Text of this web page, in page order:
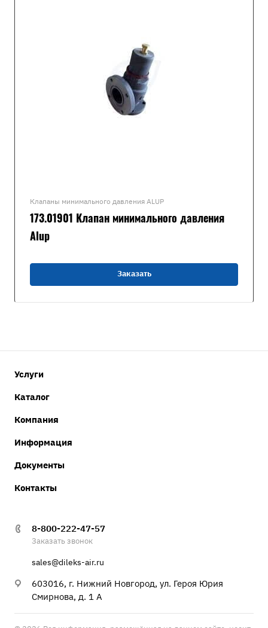
Клапаны минимального давления ALUP
173.01901 Клапан минимального давления
Alup
Заказать
Услуги
Каталог
Компания
Информация
Документы
Контакты
8-800-222-47-57
Заказать звонок
sales@dileks-air.ru
603016, г. Нижний Новгород, ул. Героя Юрия
Смирнова, д. 1 А